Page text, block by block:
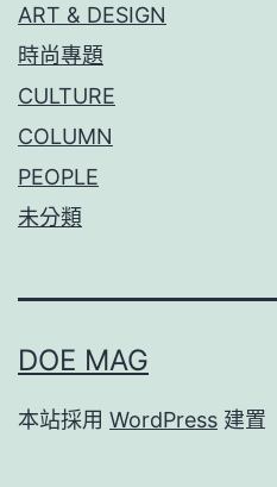
ART & DESIGN
時尚專題
CULTURE
COLUMN
PEOPLE
未分類
DOE MAG
本站採用 WordPress 建置